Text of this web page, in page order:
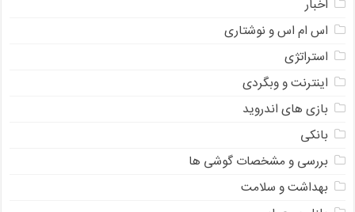
اخبار
اس ام اس و نوشتاری
استراتژی
اینترنت و وبگردی
بازی های اندروید
بانکی
بررسی و مشخصات گوشی ها
بهداشت و سلامت